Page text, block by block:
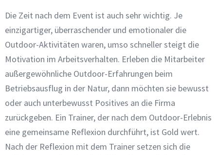
Die Zeit nach dem Event ist auch sehr wichtig. Je
einzigartiger, überraschender und emotionaler die
Outdoor-Aktivitäten waren, umso schneller steigt die
Motivation im Arbeitsverhalten. Erleben die Mitarbeiter
außergewöhnliche Outdoor-Erfahrungen beim
Betriebsausflug in der Natur, dann möchten sie bewusst
oder auch unterbewusst Positives an die Firma
zurückgeben. Ein Trainer, der nach dem Outdoor-Erlebnis
eine gemeinsame Reflexion durchführt, ist Gold wert.
Nach der Reflexion mit dem Trainer setzen sich die